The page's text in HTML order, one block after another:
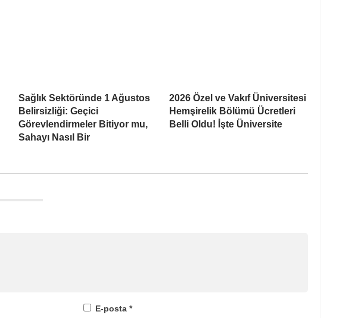
Sağlık Sektöründe 1 Ağustos
Belirsizliği: Geçici
Görevlendirmeler Bitiyor mu,
Sahayı Nasıl Bir
2026 Özel ve Vakıf Üniversitesi
Hemşirelik Bölümü Ücretleri
Belli Oldu! İşte Üniversite
E-posta *